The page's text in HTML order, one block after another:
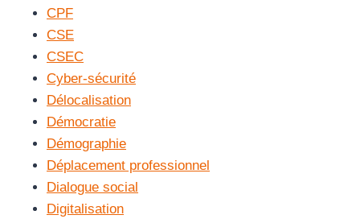
CPF
CSE
CSEC
Cyber-sécurité
Délocalisation
Démocratie
Démographie
Déplacement professionnel
Dialogue social
Digitalisation